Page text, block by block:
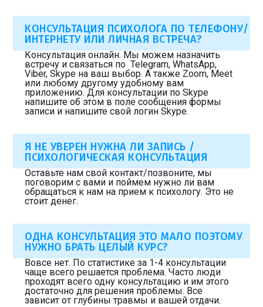
КОНСУЛЬТАЦИЯ ПСИХОЛОГА ПО ТЕЛЕФОНУ/
ИНТЕРНЕТУ ИЛИ ЛИЧНАЯ ВСТРЕЧА?
Консультация онлайн. Мы можем назначить
встречу и связаться по Telegram, WhatsApp,
Viber, Skype на ваш выбор. А также Zoom, Meet
или любому другому удобному вам
приложению. Для консультации по Skype
напишите об этом в поле сообщения формы
записи и напишите свой логин Skype.
Я НЕ УВЕРЕН НУЖНА ЛИ ЗАПИСЬ /
ПСИХОЛОГИЧЕСКАЯ КОНСУЛЬТАЦИЯ
Оставьте нам свой контакт/позвоните, мы
поговорим с вами и поймем нужно ли вам
обращаться к нам на прием к психологу. Это не
стоит денег.
ОДНА КОНСУЛЬТАЦИЯ ЭТО МАЛО ПОЭТОМУ
НУЖНО БРАТЬ ЦЕЛЫЙ КУРС?
Вовсе нет. По статистике за 1-4 консультации
чаще всего решается проблема. Часто люди
проходят всего одну консультацию и им этого
достаточно для решения проблемы. Все
зависит от глубины травмы и вашей отдачи.